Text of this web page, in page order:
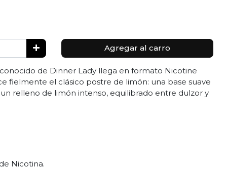
Agregar al carro
de Dinner Lady llega en formato Nicotine
fielmente el clásico postre de limón: una base suave
relleno de limón intenso, equilibrado entre dulzor y
Nicotina.